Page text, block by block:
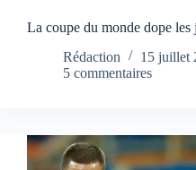
La coupe du monde dope les
Rédaction
15 juillet
5 commentaires